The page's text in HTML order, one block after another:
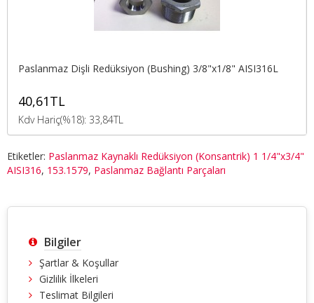
Paslanmaz Dişli Redüksiyon (Bushing) 3/8"x1/8" AISI316L
40,61TL
Kdv Hariç(%18): 33,84TL
Etiketler: Paslanmaz Kaynaklı Redüksiyon (Konsantrik) 1 1/4"x3/4"
AISI316, 153.1579, Paslanmaz Bağlantı Parçaları
Bilgiler
Şartlar & Koşullar
Gizlilik İlkeleri
Teslimat Bilgileri